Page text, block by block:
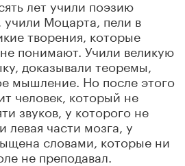
лет учили поэзию
Моцарта, пели в
творения, которые
понимают. Учили великую
доказывали теоремы,
мышление. Но после этого
человек, который не
звуков, у которого не
левая части мозга, у
словами, которые ни
не преподавал.